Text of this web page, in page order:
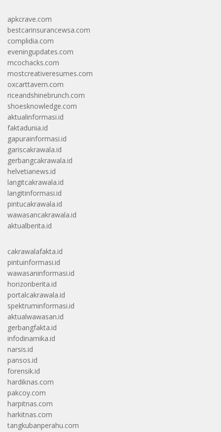
apkcrave.com
bestcarinsurancewsa.com
complidia.com
eveningupdates.com
mcochacks.com
mostcreativeresumes.com
oxcarttavern.com
riceandshinebrunch.com
shoesknowledge.com
aktualinformasi.id
faktadunia.id
gapurainformasi.id
gariscakrawala.id
gerbangcakrawala.id
helvetianews.id
langitcakrawala.id
langitinformasi.id
pintucakrawala.id
wawasancakrawala.id
aktualberita.id
cakrawalafakta.id
pintuinformasi.id
wawasaninformasi.id
horizonberita.id
portalcakrawala.id
spektruminformasi.id
aktualwawasan.id
gerbangfakta.id
infodinamika.id
narsis.id
pansos.id
forensik.id
hardiknas.com
pakcoy.com
harpitnas.com
harkitnas.com
tangkubanperahu.com